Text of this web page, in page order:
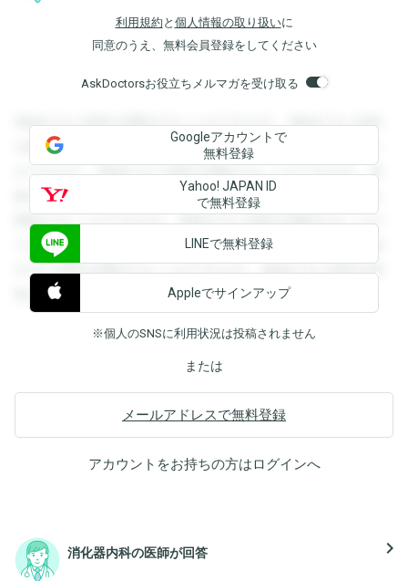
利用規約 と 個人情報の取り扱いに
同意のうえ、無料会員登録をしてください
AskDoctorsお役立ちメルマガを受け取る
登録すると回答を閲覧することができます。登録すると回答
を閲覧することができます。登録すると回答を閲覧すること
ができます。登録すると回答を閲覧することができます。登
録すると回答を閲覧することができます。登録すると回答を
閲覧することができます。登録すると回答を閲覧することが
できます。登録すると回答を閲覧することができます。登録
すると回答を閲覧することができます。登録すると回答を閲
覧することができます。
Googleアカウントで
無料登録
Yahoo! JAPAN ID
で無料登録
LINEで無料登録
Appleでサインアップ
※個人のSNSに利用状況は投稿されません
または
メールアドレスで無料登録
アカウントをお持ちの方はログインへ
消化器内科の医師が回答 navigate_next